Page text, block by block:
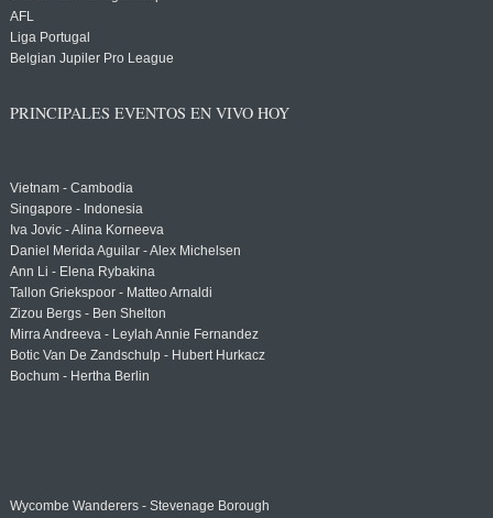
AFL
Liga Portugal
Belgian Jupiler Pro League
PRINCIPALES EVENTOS EN VIVO HOY
Vietnam - Cambodia
Singapore - Indonesia
Iva Jovic - Alina Korneeva
Daniel Merida Aguilar - Alex Michelsen
Ann Li - Elena Rybakina
Tallon Griekspoor - Matteo Arnaldi
Zizou Bergs - Ben Shelton
Mirra Andreeva - Leylah Annie Fernandez
Botic Van De Zandschulp - Hubert Hurkacz
Bochum - Hertha Berlin
Wycombe Wanderers - Stevenage Borough